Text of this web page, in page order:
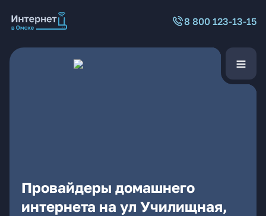
8 800 123-13-15
Провайдеры домашнего
интернета на ул Училищная,